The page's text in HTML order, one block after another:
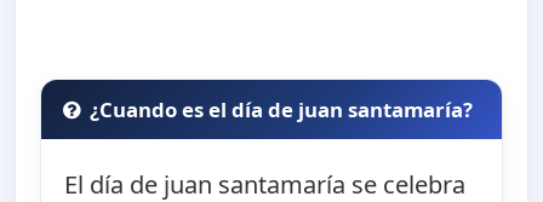
¿Cuando es el día de juan santamaría?
El día de juan santamaría se celebra